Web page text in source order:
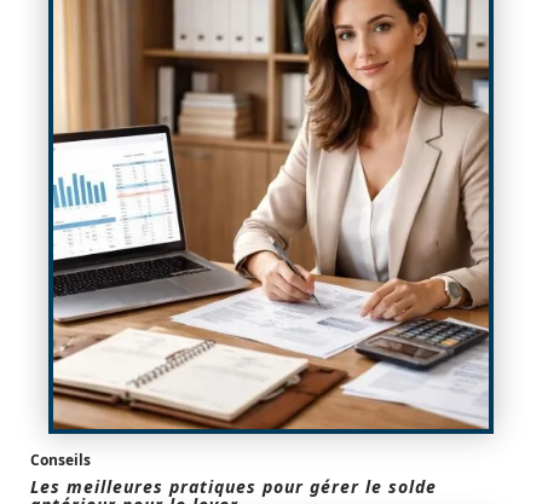
Conseils
Les meilleures pratiques pour gérer le solde